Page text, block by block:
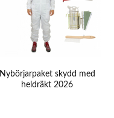
Nybörjarpaket skydd med
heldräkt 2026